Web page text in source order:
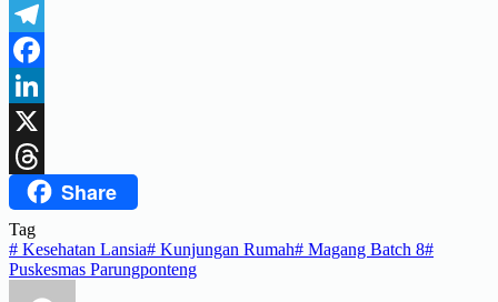
WhatsApp
Telegram
Facebook
LinkedIn
X
ThreadsShare
Tag
# Kesehatan Lansia# Kunjungan Rumah# Magang Batch 8#
Puskesmas Parungponteng